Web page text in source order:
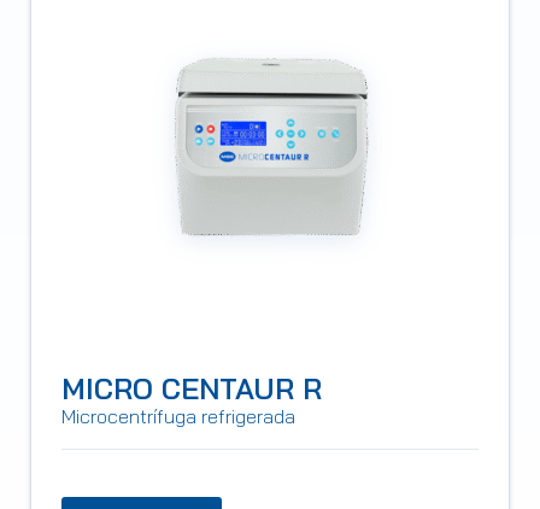
MICRO CENTAUR R
Microcentrífuga refrigerada